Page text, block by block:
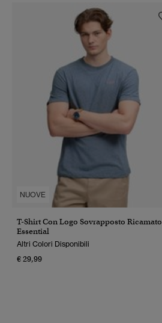
NUOVE
T-Shirt Con Logo Sovrapposto Ricamato
Essential
Altri Colori Disponibili
€ 29,99